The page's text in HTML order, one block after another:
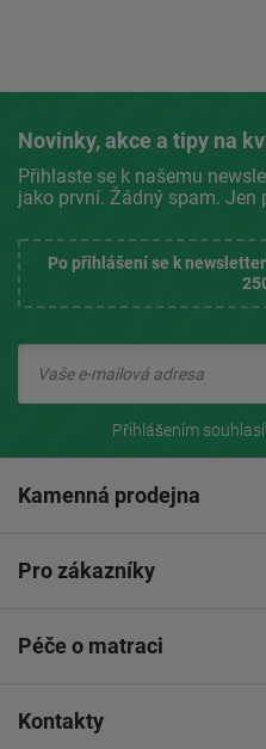
Novinky, akce a tipy na
Přihlaste se k našemu
jako první. Žádný spam. Jen
Po přihlášení se k
Přihlášením
Kamenná prodejna
Pro zákazníky
Péče o matraci
Kontakty